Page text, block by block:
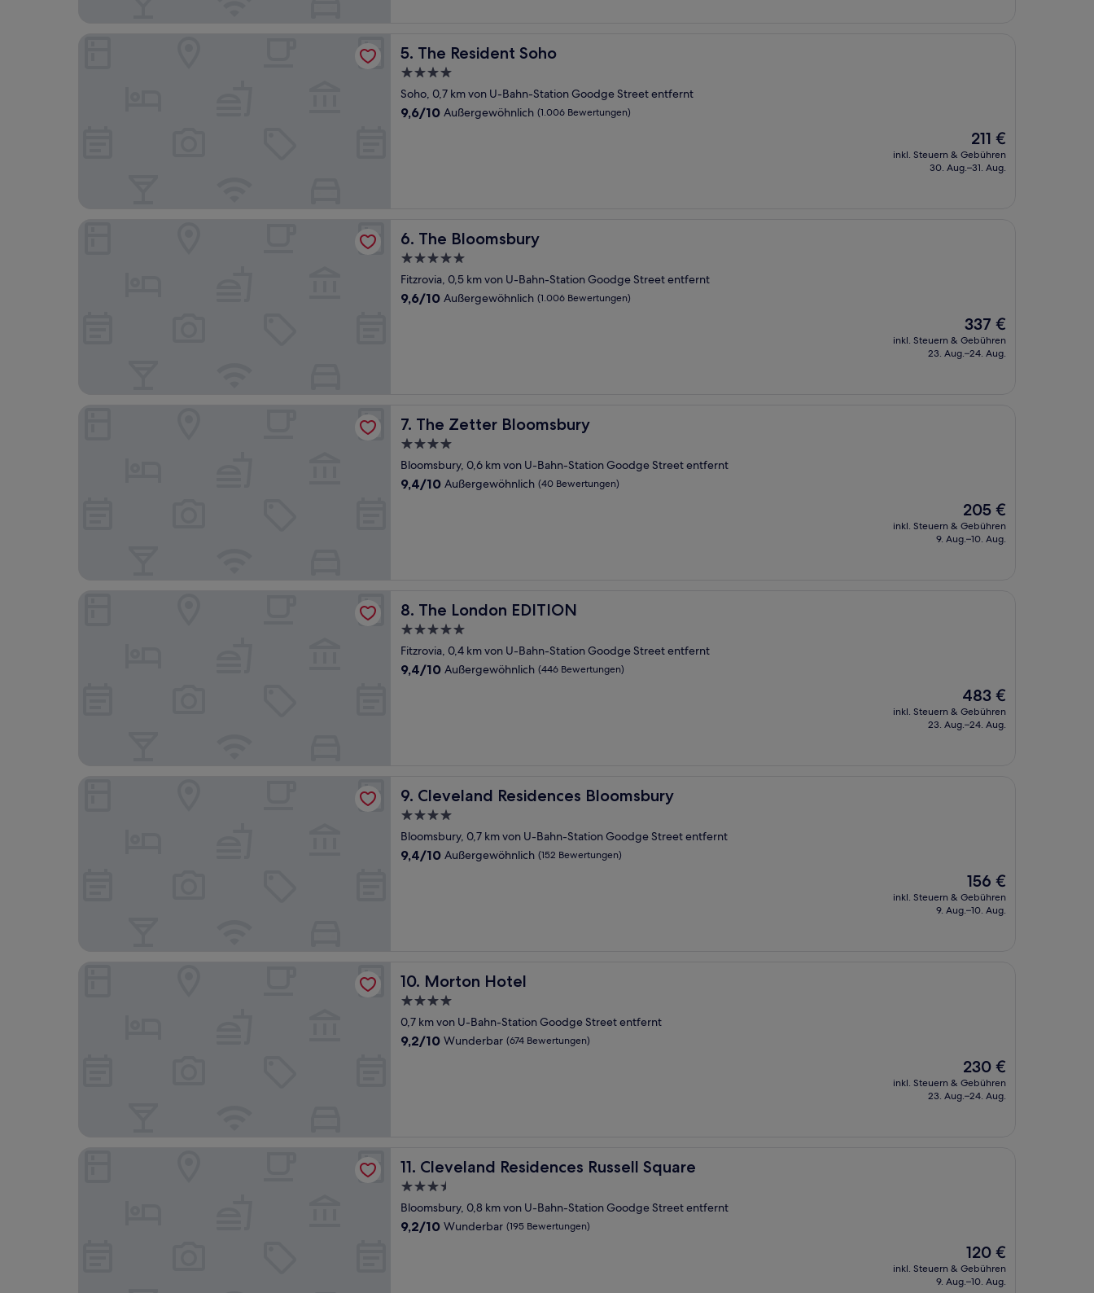
5. The Resident Soho
The Resident Soho
4.0-
Sterne-
Unterkunft
Soho, 0,7 km von U-Bahn-Station Goodge Street entfernt
9.6
9,6/10 Außergewöhnlich (1.006 Bewertungen)
Der
Preis
beträgt
211 €
inkl. Steuern & Gebühren
30. Aug.–31. Aug.
6. The Bloomsbury
The Bloomsbury
5.0-
Sterne-
Unterkunft
Fitzrovia, 0,5 km von U-Bahn-Station Goodge Street entfernt
9.6
9,6/10 Außergewöhnlich (1.006 Bewertungen)
Der
Preis
beträgt
337 €
inkl. Steuern & Gebühren
23. Aug.–24. Aug.
7. The Zetter Bloomsbury
The Zetter Bloomsbury
4.0-
Sterne-
Unterkunft
Bloomsbury, 0,6 km von U-Bahn-Station Goodge Street entfernt
9.4
9,4/10 Außergewöhnlich (40 Bewertungen)
Der
Preis
beträgt
205 €
inkl. Steuern & Gebühren
9. Aug.–10. Aug.
8. The London EDITION
The London EDITION
5.0-
Sterne-
Unterkunft
Fitzrovia, 0,4 km von U-Bahn-Station Goodge Street entfernt
9.4
9,4/10 Außergewöhnlich (446 Bewertungen)
Der
Preis
beträgt
483 €
inkl. Steuern & Gebühren
23. Aug.–24. Aug.
9. Cleveland Residences Bloomsbury
Cleveland Residences Bloomsbury
4.0-
Sterne-
Unterkunft
Bloomsbury, 0,7 km von U-Bahn-Station Goodge Street entfernt
9.4
9,4/10 Außergewöhnlich (152 Bewertungen)
Der
Preis
beträgt
156 €
inkl. Steuern & Gebühren
9. Aug.–10. Aug.
10. Morton Hotel
Morton Hotel
4.0-
Sterne-
Unterkunft
0,7 km von U-Bahn-Station Goodge Street entfernt
9.2
9,2/10 Wunderbar (674 Bewertungen)
Der
Preis
beträgt
230 €
inkl. Steuern & Gebühren
23. Aug.–24. Aug.
11. Cleveland Residences Russell Square
Cleveland Residences Russell Square
3.5-
Sterne-
Unterkunft
Bloomsbury, 0,8 km von U-Bahn-Station Goodge Street entfernt
9.2
9,2/10 Wunderbar (195 Bewertungen)
Der
Preis
beträgt
120 €
inkl. Steuern & Gebühren
9. Aug.–10. Aug.